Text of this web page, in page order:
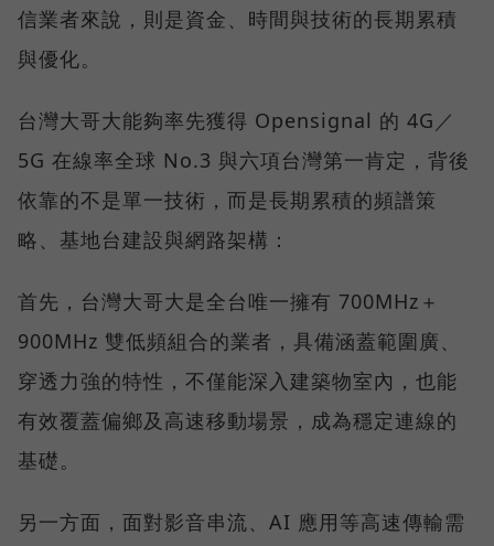
信業者來說，則是資金、時間與技術的長期累積
與優化。
台灣大哥大能夠率先獲得 Opensignal 的 4G／
5G 在線率全球 No.3 與六項台灣第一肯定，背後
依靠的不是單一技術，而是長期累積的頻譜策
略、基地台建設與網路架構：
首先，台灣大哥大是全台唯一擁有 700MHz＋
900MHz 雙低頻組合的業者，具備涵蓋範圍廣、
穿透力強的特性，不僅能深入建築物室內，也能
有效覆蓋偏鄉及高速移動場景，成為穩定連線的
基礎。
另一方面，面對影音串流、AI 應用等高速傳輸需